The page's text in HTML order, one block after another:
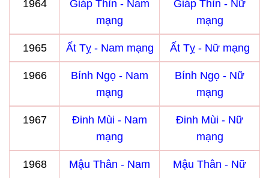
1964
Giáp Thìn - Nam
mạng
Giáp Thìn - Nữ
mạng
1965 Ất Tỵ - Nam mạng Ất Tỵ - Nữ mạng
1966
Bính Ngọ - Nam
mạng
Bính Ngọ - Nữ
mạng
1967
Đinh Mùi - Nam
mạng
Đinh Mùi - Nữ
mạng
1968
Mậu Thân - Nam
Mậu Thân - Nữ